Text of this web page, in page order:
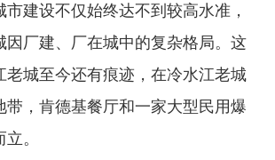
市建设不仅始终达不到较高水准，
因厂建、厂在城中的复杂格局。这
老城至今还有痕迹，在冷水江老城
带，肯德基餐厅和一家大型民用爆
。